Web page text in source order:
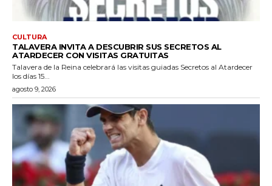
CULTURA
TALAVERA INVITA A DESCUBRIR SUS SECRETOS AL
ATARDECER CON VISITAS GRATUITAS
Talavera de la Reina celebrará las visitas guiadas Secretos al Atardecer
los días 15...
agosto 9, 2026